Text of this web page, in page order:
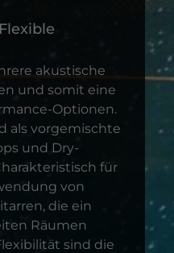
akustische
und somit eine
Optionen.
als vorgemischte
und Dry-
für
von
die ein
Räumen
sind die